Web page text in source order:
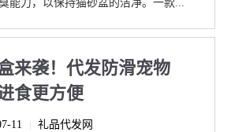
能力，以保持猫砂盆的洁净。一款...
来袭！代发防滑宠物
食更方便
11 礼品代发网